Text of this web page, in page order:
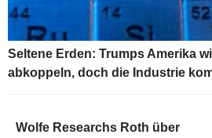
Seltene Erden: Trumps Amerika
abkoppeln, doch die Industrie
Wolfe Researchs Roth über